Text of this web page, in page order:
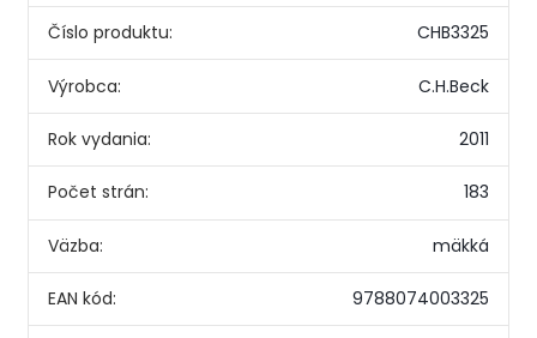
Číslo produktu: CHB3325
Výrobca: C.H.Beck
Rok vydania: 2011
Počet strán: 183
Väzba: mäkká
EAN kód: 9788074003325